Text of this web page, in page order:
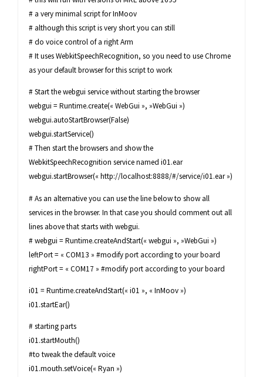
# a very minimal script for InMoov
# although this script is very short you can still
# do voice control of a right Arm
# It uses WebkitSpeechRecognition, so you need to use Chrome
as your default browser for this script to work
# Start the webgui service without starting the browser
webgui = Runtime.create(« WebGui », »WebGui »)
webgui.autoStartBrowser(False)
webgui.startService()
# Then start the browsers and show the
WebkitSpeechRecognition service named i01.ear
webgui.startBrowser(« http://localhost:8888/#/service/i01.ear »)
# As an alternative you can use the line below to show all
services in the browser. In that case you should comment out all
lines above that starts with webgui.
# webgui = Runtime.createAndStart(« webgui », »WebGui »)
leftPort = « COM13 » #modify port according to your board
rightPort = « COM17 » #modify port according to your board
i01 = Runtime.createAndStart(« i01 », « InMoov »)
i01.startEar()
# starting parts
i01.startMouth()
#to tweak the default voice
i01.mouth.setVoice(« Ryan »)